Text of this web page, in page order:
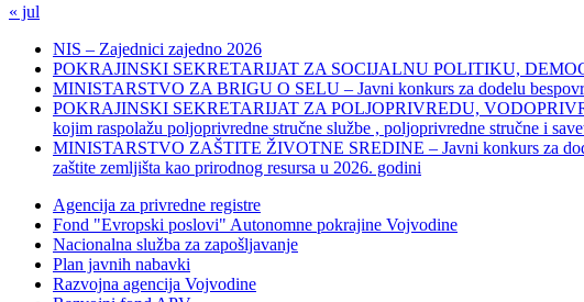
« jul
NIS – Zajednici zajedno 2026
POKRAJINSKI SEKRETARIJAT ZA SOCIJALNU POLITIKU,
MINISTARSTVO ZA BRIGU O SELU – Javni konkurs za dodelu
POKRAJINSKI SEKRETARIJAT ZA POLJOPRIVREDU,
kojim raspolažu poljoprivredne stručne službe , poljoprivredne stručne i
MINISTARSTVO ZAŠTITE ŽIVOTNE SREDINE – Javni konkurs za
zaštite zemljišta kao prirodnog resursa u 2026. godini
Agencija za privredne registre
Fond "Evropski poslovi" Autonomne pokrajine Vojvodine
Nacionalna služba za zapošljavanje
Plan javnih nabavki
Razvojna agencija Vojvodine